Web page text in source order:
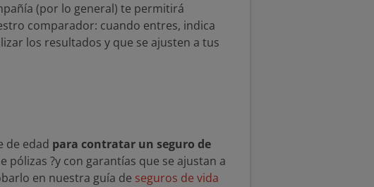
(por lo general) te permitirá
comparador: cuando entres, indica
los resultados y que se ajusten a tus
de edad para contratar un seguro de
pólizas ?y con garantías que se ajustan a
en nuestra guía de seguros de vida